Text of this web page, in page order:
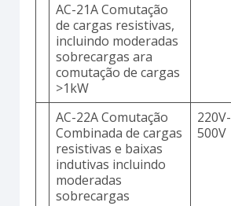
AC-21A Comutação
de cargas resistivas,
incluindo moderadas
sobrecargas ara
comutação de cargas
>1kW
AC-22A Comutação
Combinada de cargas
resistivas e baixas
indutivas incluindo
moderadas
sobrecargas
220V-
500V